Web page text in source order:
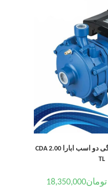
پمپ آب دوپروانه خانگی دو اسب ابارا CDA 2.00
TL
تومان18,350,000